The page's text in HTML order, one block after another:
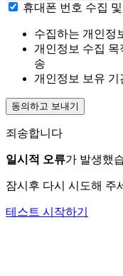
휴대폰 번호 수집
수집하는 개인정
개인정보 수집
송
개인정보 보유 기
동의하고 보내기
죄송합니다
일시적 오류가 발생했
잠시후 다시 시도해 주
테스트 시작하기